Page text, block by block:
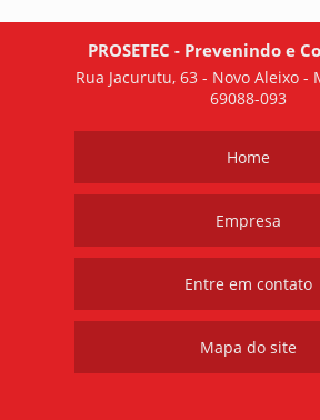
PROSETEC - Prevenindo e
Rua Jacurutu, 63 - Novo Aleixo -
69088-093
Home
Empresa
Entre em contato
Mapa do site